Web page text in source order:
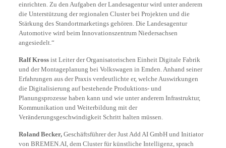
einrichten. Zu den Aufgaben der Landesagentur wird unter anderem
die Unterstützung der regionalen Cluster bei Projekten und die
Stärkung des Standortmarketings gehören. Die Landesagentur
Automotive wird beim Innovationszentrum Niedersachsen
angesiedelt.“
Ralf Kross ist Leiter der Organisatorischen Einheit Digitale Fabrik
und der Montageplanung bei Volkswagen in Emden. Anhand seiner
Erfahrungen aus der Praxis verdeutlichte er, welche Auswirkungen
die Digitalisierung auf bestehende Produktions- und
Planungsprozesse haben kann und wie unter anderem Infrastruktur,
Kommunikation und Weiterbildung mit der
Veränderungsgeschwindigkeit Schritt halten müssen.
Roland Becker,Geschäftsführer der Just Add AI GmbH und Initiator
von BREMEN.AI, dem Cluster für künstliche Intelligenz, sprach